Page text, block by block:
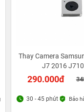
Thay Camera
J7 2016
290.000đ
30 - 45 phút Bảo